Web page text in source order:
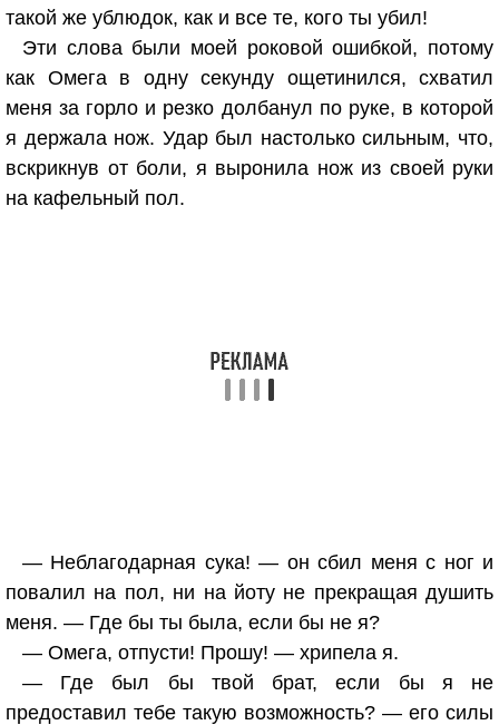
такой же ублюдок, как и все те, кого ты убил!
Эти слова были моей роковой ошибкой, потому
как Омега в одну секунду ощетинился, схватил
меня за горло и резко долбанул по руке, в которой
я держала нож. Удар был настолько сильным, что,
вскрикнув от боли, я выронила нож из своей руки
на кафельный пол.
— Неблагодарная сука! — он сбил меня с ног и
повалил на пол, ни на йоту не прекращая душить
меня. — Где бы ты была, если бы не я?
— Омега, отпусти! Прошу! — хрипела я.
— Где был бы твой брат, если бы я не
предоставил тебе такую возможность? — его силы